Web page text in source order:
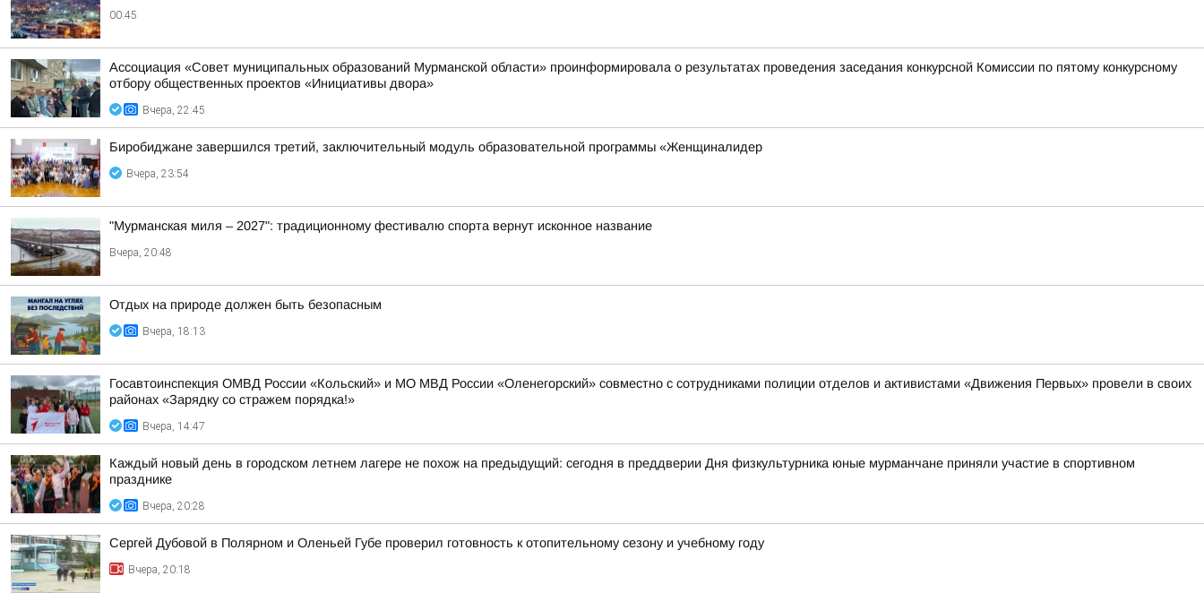
00:45
Ассоциация «Совет муниципальных образований Мурманской области» проинформировала о результатах проведения заседания конкурсной Комиссии по пятому конкурсному
отбору общественных проектов «Инициативы двора»
Вчера, 22:45
Биробиджане завершился третий, заключительный модуль образовательной программы «Женщиналидер
Вчера, 23:54
"Мурманская миля – 2027": традиционному фестивалю спорта вернут исконное название
Вчера, 20:48
Отдых на природе должен быть безопасным
Вчера, 18:13
Госавтоинспекция ОМВД России «Кольский» и МО МВД России «Оленегорский» совместно с сотрудниками полиции отделов и активистами «Движения Первых» провели в своих
районах «Зарядку со стражем порядка!»
Вчера, 14:47
Каждый новый день в городском летнем лагере не похож на предыдущий: сегодня в преддверии Дня физкультурника юные мурманчане приняли участие в спортивном
празднике
Вчера, 20:28
Сергей Дубовой в Полярном и Оленьей Губе проверил готовность к отопительному сезону и учебному году
Вчера, 20:18